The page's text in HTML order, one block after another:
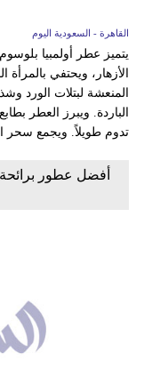
القاهرة - السعودية اليوم
يتميز عطر أولمبيا
الأزهار، ويحتفي بالمرأة
المنعشة لبتلات الورد
الباردة. ويبرز العطر
تدوم طويلاً. ويجمع سحر
أفضل عطور برائحة